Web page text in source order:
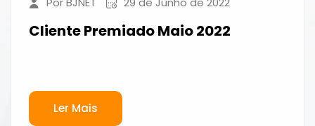
Cliente Premiado Maio 2022
Ler Mais